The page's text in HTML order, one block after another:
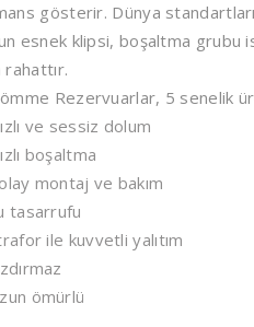
gösterir. Dünya
esnek klipsi, boşaltma grubu
rahattır.
Rezervuarlar, 5 senelik
ve sessiz dolum
boşaltma
montaj ve bakım
tasarrufu
ile kuvvetli yalıtım
ömürlü